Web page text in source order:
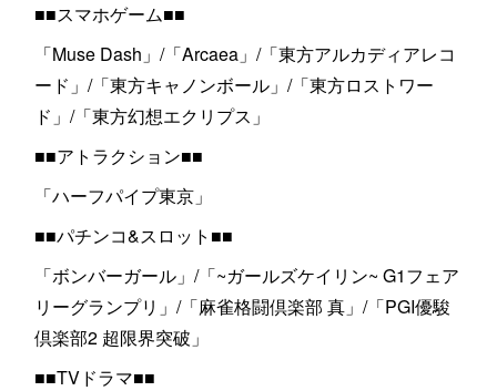
■■スマホゲーム■■
「Muse Dash」/「Arcaea」/「東方アルカディアレコ
ード」/「東方キャノンボール」/「東方ロストワー
ド」/「東方幻想エクリプス」
■■アトラクション■■
「ハーフパイプ東京」
■■パチンコ&スロット■■
「ボンバーガール」/「~ガールズケイリン~ G1フェア
リーグランプリ」/「麻雀格闘倶楽部 真」/「PGI優駿
倶楽部2 超限界突破」
■■TVドラマ■■